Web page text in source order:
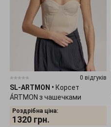
0 відгуків
SL-ARTMON • Корсет
ÁRTMON з чашечками
бежевого кольору 528.8
Роздрібна ціна:
1320 грн.